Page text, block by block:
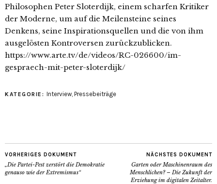
Philosophen Peter Sloterdijk, einem scharfen Kritiker
der Moderne, um auf die Meilensteine seines
Denkens, seine Inspirationsquellen und die von ihm
ausgelösten Kontroversen zurückzublicken.
https://www.arte.tv/de/videos/RC-026600/im-
gespraech-mit-peter-sloterdijk/
KATEGORIE: Interview, Pressebeiträge
VORHERIGES DOKUMENT
„Die Partei-Pest zerstört die Demokratie
genauso wie der Extremismus“
NÄCHSTES DOKUMENT
Garten oder Maschinenraum des
Menschlichen? – Die Zukunft der
Erziehung im digitalen Zeitalter.